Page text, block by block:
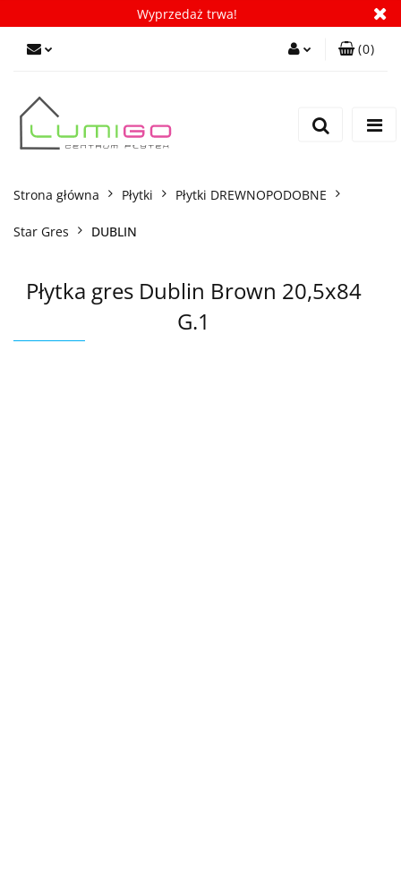
Wyprzedaż trwa!
(0)
Strona główna Płytki Płytki DREWNOPODOBNE
Star Gres DUBLIN
Płytka gres Dublin Brown 20,5x84
G.1